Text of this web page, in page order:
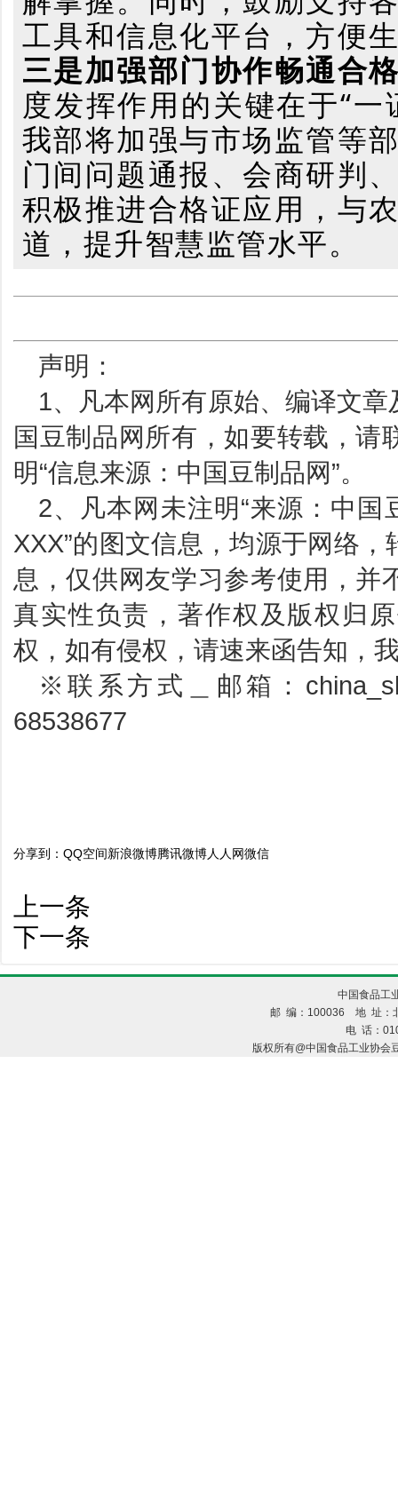
工具和信息化平台，方便
三是加强部门协作畅通合
度发挥作用的关键在于“
我部将加强与市场监管等
门间问题通报、会商研判
积极推进合格证应用，与
道，提升智慧监管水平。
声明：
1、凡本网所有原始、编译文
国豆制品网所有，如要转载，请
明“信息来源：中国豆制品网”。
2、凡本网未注明“来源：中国
XXX”的图文信息，均源于网络
息，仅供网友学习参考使用，并
真实性负责，著作权及版权归
权，如有侵权，请速来函告知，
※联系方式＿邮箱：
68538677
分享到： QQ空间新浪微博腾讯微博人人网微信
上一条
下一条
中国食品工
邮 编：100036 地 址：
电 话：
版权所有@中国食品工业协